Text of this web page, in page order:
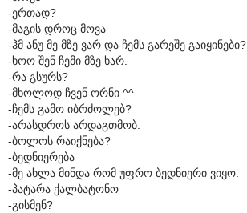
-ერთად?
-მაგის დროც მოვა
-ჰმ ანუ მე მზე ვარ და ჩემს გარეშე გაიყინები?
-ხოო შენ ჩემი მზე ხარ.
-რა გსურს?
-მხოლოდ ჩვენ ორნი ^^
-ჩემს გამო იბრძოლებ?
-არასდროს არდაგთმობ.
-ბოლოს რაიქნება?
-ბედნიერება
-მე ახლა მინდა რომ უფრო ბედნიერი ვიყო.
-პატარა ქალბატონო
-გისმენ?